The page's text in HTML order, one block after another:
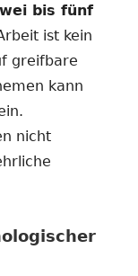
bis fünf
ist kein
greifbare
kann
nicht